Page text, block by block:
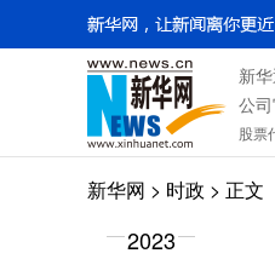
新
公
股票
新华网 > 时政 > 正文
2023